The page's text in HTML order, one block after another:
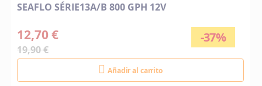
SEAFLO SÉRIE13A/B 800 GPH 12V
-37%
12,70 €
19,90 €
Añadir al carrito